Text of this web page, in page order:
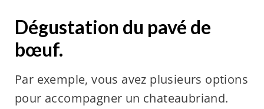
Dégustation du pavé de
bœuf.
Par exemple, vous avez plusieurs options
pour accompagner un chateaubriand.